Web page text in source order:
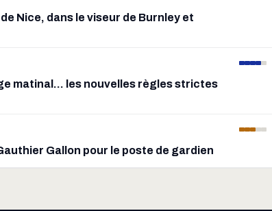
Nice, dans le viseur de Burnley et
matinal… les nouvelles règles strictes
Gallon pour le poste de gardien